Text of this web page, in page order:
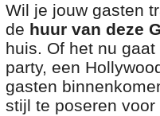
Wil je jouw gasten
de huur van deze
huis. Of het nu
party, een
gasten
stijl te poseren